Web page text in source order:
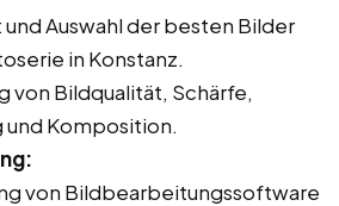
Auswahl der besten Bilder
in Konstanz.
von Bildqualität, Schärfe,
und Komposition.
von Bildbearbeitungssoftware